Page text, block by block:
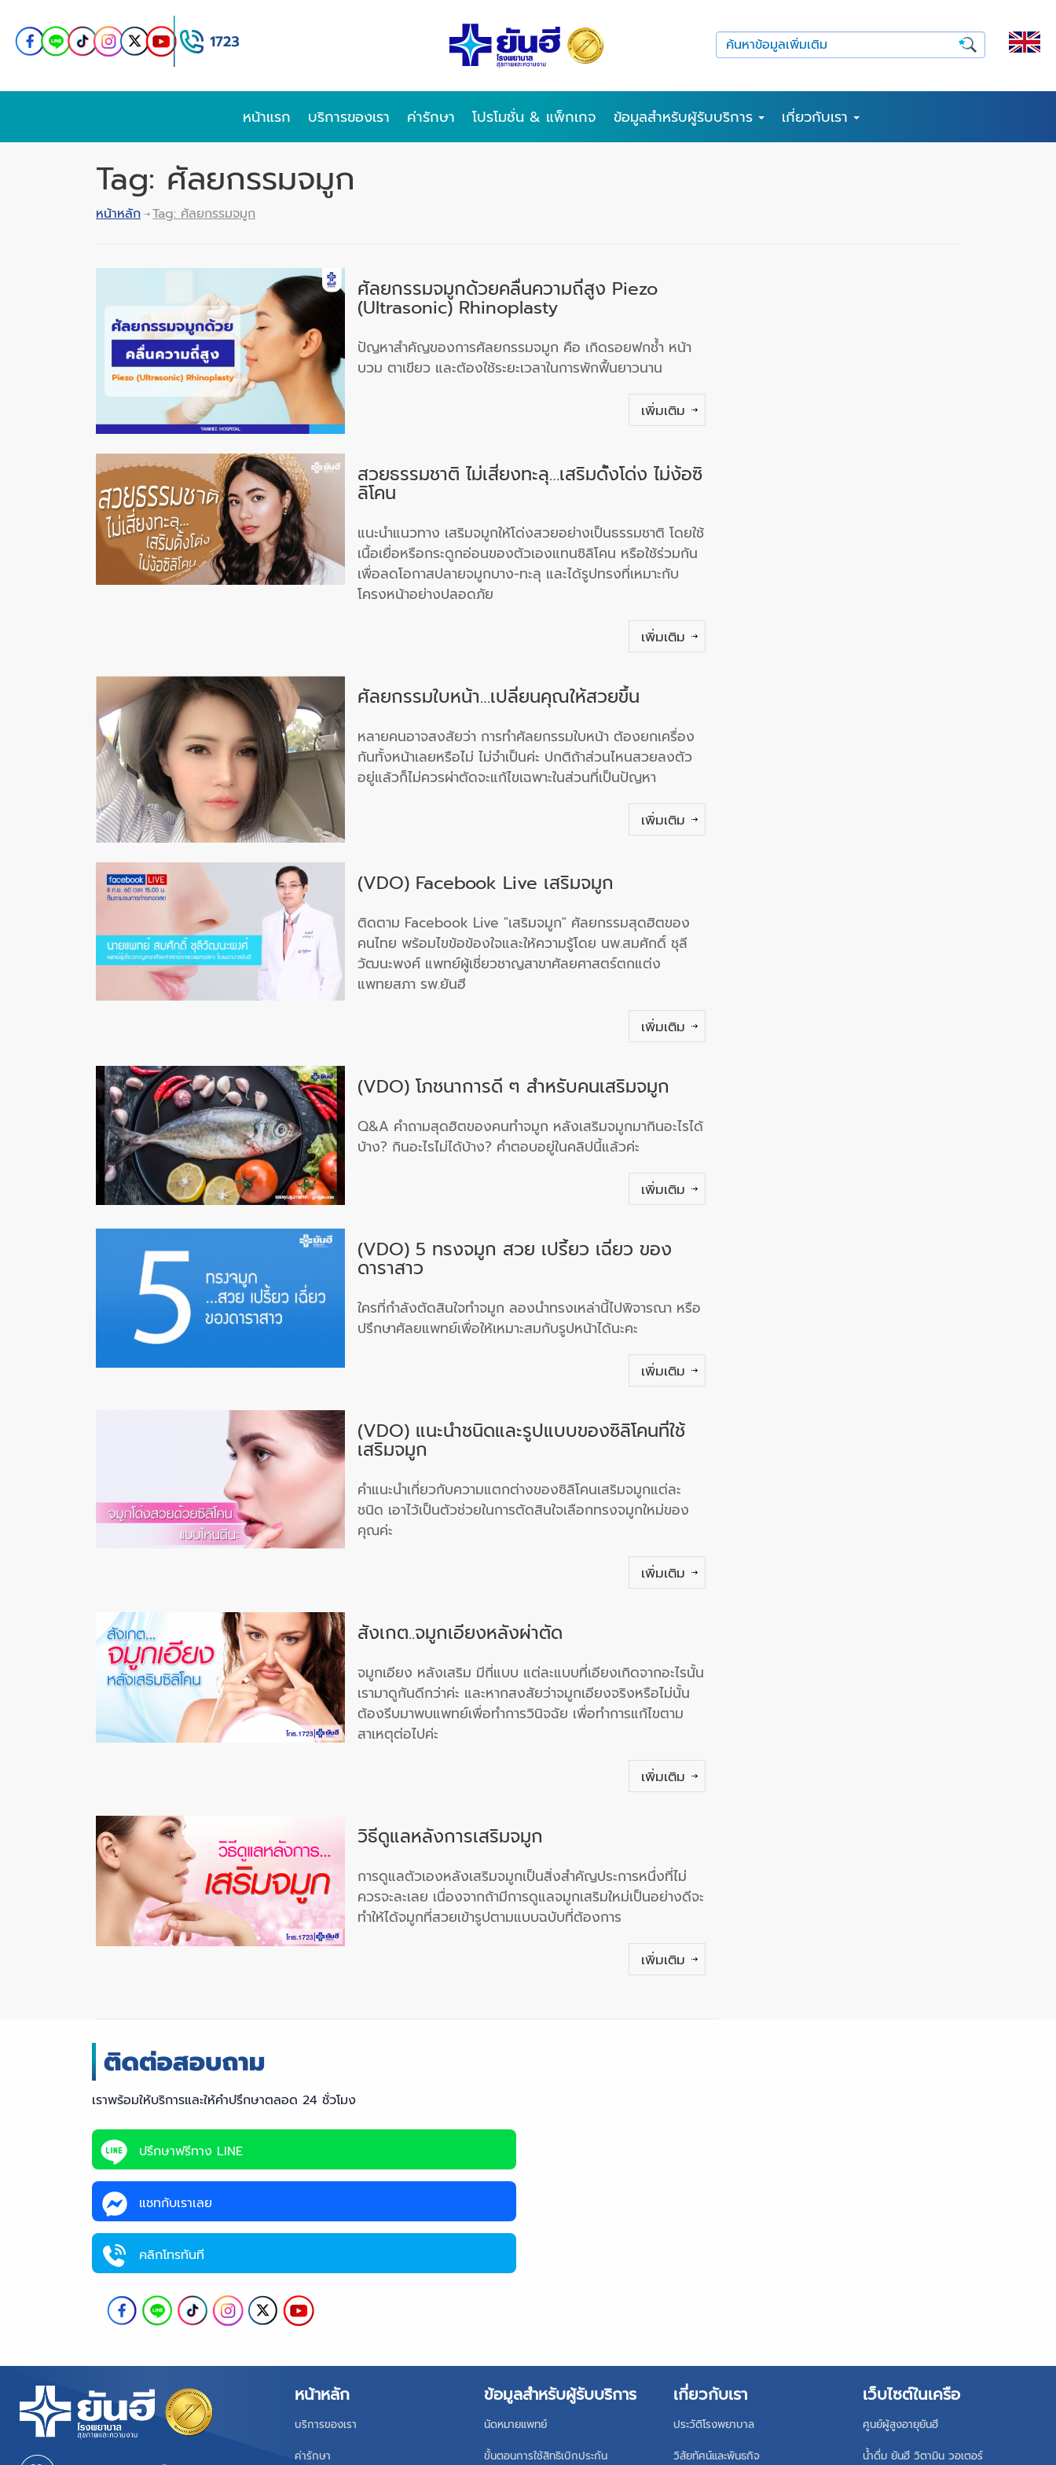
หน้าแรก บริการของเรา ค่ารักษา โปรโมชั่น & แพ็กเกจ ข้อมูลสำหรับผู้รับบริการ เกี่ยวกับเรา
Tag: ศัลยกรรมจมูก
หน้าหลัก Tag: ศัลยกรรมจมูก
ศัลยกรรมจมูกด้วยคลื่นความถี่สูง Piezo
(Ultrasonic) Rhinoplasty
ปัญหาสำคัญของการศัลยกรรมจมูก คือ เกิดรอยฟกช้ำ หน้า
บวม ตาเขียว และต้องใช้ระยะเวลาในการพักฟื้นยาวนาน
เพิ่มเติม
สวยธรรมชาติ ไม่เสี่ยงทะลุ…เสริมดั้งโด่ง ไม่ง้อซิ
ลิโคน
แนะนำแนวทาง เสริมจมูกให้โด่งสวยอย่างเป็นธรรมชาติ โดยใช้
เนื้อเยื่อหรือกระดูกอ่อนของตัวเองแทนซิลิโคน หรือใช้ร่วมกัน
เพื่อลดโอกาสปลายจมูกบาง-ทะลุ และได้รูปทรงที่เหมาะกับ
โครงหน้าอย่างปลอดภัย
เพิ่มเติม
ศัลยกรรมใบหน้า…เปลี่ยนคุณให้สวยขึ้น
หลายคนอาจสงสัยว่า การทำศัลยกรรมใบหน้า ต้องยกเครื่อง
กันทั้งหน้าเลยหรือไม่ ไม่จำเป็นค่ะ ปกติถ้าส่วนไหนสวยลงตัว
อยู่แล้วก็ไม่ควรผ่าตัดจะแก้ไขเฉพาะในส่วนที่เป็นปัญหา
เพิ่มเติม
(VDO) Facebook Live เสริมจมูก
ติดตาม Facebook Live "เสริมจมูก" ศัลยกรรมสุดฮิตของ
คนไทย พร้อมไขข้อข้องใจและให้ความรู้โดย นพ.สมศักดิ์ ชุลี
วัฒนะพงศ์ แพทย์ผู้เชี่ยวชาญสาขาศัลยศาสตร์ตกแต่ง
แพทยสภา รพ.ยันฮี
เพิ่มเติม
(VDO) โภชนาการดี ๆ สำหรับคนเสริมจมูก
Q&A คำถามสุดฮิตของคนทำจมูก หลังเสริมจมูกมากินอะไรได้
บ้าง? กินอะไรไม่ได้บ้าง? คำตอบอยู่ในคลิปนี้แล้วค่ะ
เพิ่มเติม
(VDO) 5 ทรงจมูก สวย เปรี้ยว เฉี่ยว ของ
ดาราสาว
ใครที่กำลังตัดสินใจทำจมูก ลองนำทรงเหล่านี้ไปพิจารณา หรือ
ปรึกษาศัลยแพทย์เพื่อให้เหมาะสมกับรูปหน้าได้นะคะ
เพิ่มเติม
(VDO) แนะนำชนิดและรูปแบบของซิลิโคนที่ใช้
เสริมจมูก
คำแนะนำเกี่ยวกับความแตกต่างของซิลิโคนเสริมจมูกแต่ละ
ชนิด เอาไว้เป็นตัวช่วยในการตัดสินใจเลือกทรงจมูกใหม่ของ
คุณค่ะ
เพิ่มเติม
สังเกต..จมูกเอียงหลังผ่าตัด
จมูกเอียง หลังเสริม มีกี่แบบ แต่ละแบบที่เอียงเกิดจากอะไรนั้น
เรามาดูกันดีกว่าค่ะ และหากสงสัยว่าจมูกเอียงจริงหรือไม่นั้น
ต้องรีบมาพบแพทย์เพื่อทำการวินิจฉัย เพื่อทำการแก้ไขตาม
สาเหตุต่อไปค่ะ
เพิ่มเติม
วิธีดูแลหลังการเสริมจมูก
การดูแลตัวเองหลังเสริมจมูกเป็นสิ่งสำคัญประการหนึ่งที่ไม่
ควรจะละเลย เนื่องจากถ้ามีการดูแลจมูกเสริมใหม่เป็นอย่างดีจะ
ทำให้ได้จมูกที่สวยเข้ารูปตามแบบฉบับที่ต้องการ
เพิ่มเติม
เราพร้อมให้บริการและให้คำปรึกษาตลอด 24 ชั่วโมง
ปรึกษาฟรีทาง LINE
แชทกับเราเลย
คลิกโทรทันที
หน้าหลัก
บริการของเรา
ค่ารักษา
ข้อมูลสำหรับผู้รับบริการ
นัดหมายแพทย์
ขั้นตอนการใช้สิทธิเบิกประกัน
เกี่ยวกับเรา
ประวัติโรงพยาบาล
วิสัยทัศน์และพันธกิจ
เว็บไซต์ในเครือ
ศูนย์ผู้สูงอายุยันฮี
น้ำดื่ม ยันฮี วิตามิน วอเตอร์